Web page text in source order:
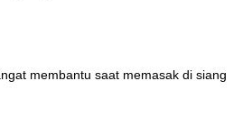
membantu saat memasak di siang